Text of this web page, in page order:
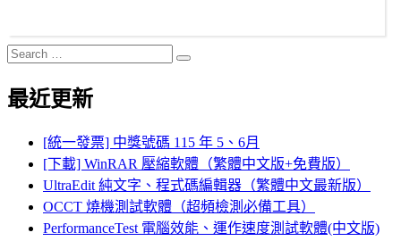
Search
for:
Search
最近更新
[統一發票] 中獎號碼 115 年 5、6月
[下載] WinRAR 壓縮軟體（繁體中文版+免費版）
UltraEdit 純文字、程式碼編輯器（繁體中文最新版）
OCCT 燒機測試軟體（超頻檢測必備工具）
PerformanceTest 電腦效能、運作速度測試軟體(中文版)